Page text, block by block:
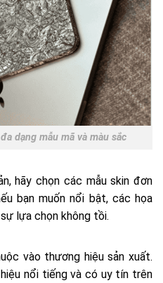
dạng mẫu mã và màu sắc
hãy chọn các mẫu skin đơn
bạn muốn nổi bật, các họa
lựa chọn không tồi.
vào thương hiệu sản xuất.
nổi tiếng và có uy tín trên